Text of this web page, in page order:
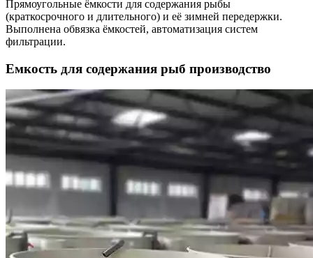
Прямоугольные ёмкости для содержания рыбы
(краткосрочного и длительного) и её зимней передержки.
Выполнена обвязка ёмкостей, автоматизация систем
фильтрации.
Емкость для содержания рыб производство